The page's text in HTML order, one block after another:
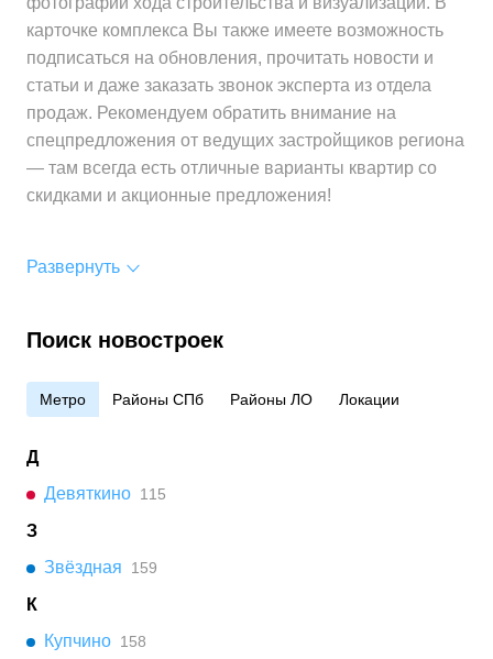
за 1 м²
Средняя цена
за 1 м²
от 295 700 ₽
карточке комплекса Вы также имеете возможность
подписаться на обновления, прочитать новости и
статьи и даже заказать звонок эксперта из отдела
продаж. Рекомендуем обратить внимание на
спецпредложения от ведущих застройщиков региона
— там всегда есть отличные варианты квартир со
скидками и акционные предложения!
Развернуть
Поиск новостроек
Метро Районы СПб Районы ЛО Локации
Д
Девяткино 115
З
Звёздная
159
К
Купчино 158